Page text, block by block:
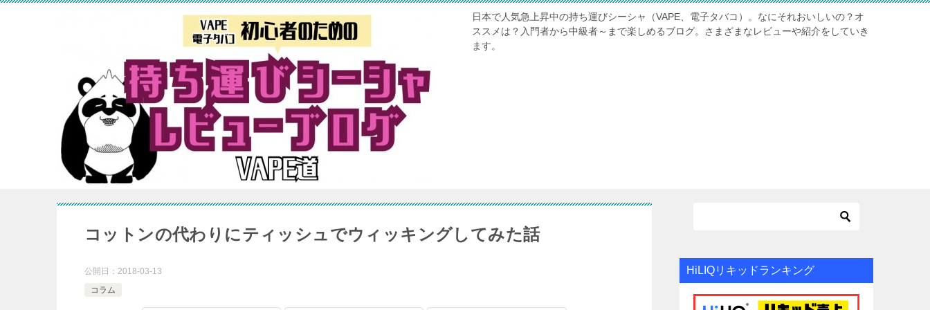
日本で人気急上昇中の持ち運びシーシャ（VAPE、電子タバコ）。なにそれおいしいの？オ
ススメは？入門者から中級者～まで楽しめるブログ。さまざまなレビューや紹介をしていき
ます。
コットンの代わりにティッシュでウィッキングしてみた話
公開日： 2018-03-13
コラム
HiLIQリキッドランキング